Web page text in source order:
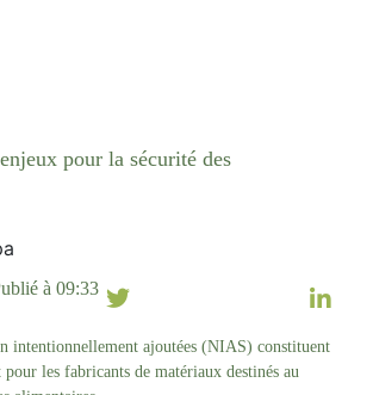
pour la sécurité des
à 09:33
intentionnellement ajoutées (NIAS) constituent
pour les fabricants de matériaux destinés au